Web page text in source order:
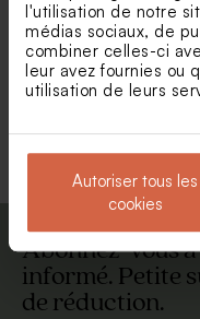
l'utilisation de notre
médias sociaux, de
combiner celles-ci
leur avez fournies ou
utilisation de leurs
Autoriser tous les
cookies
Enveloppe mariage vert
eucalyptus
Abonnez-vous
informé. Petite
de réduction.